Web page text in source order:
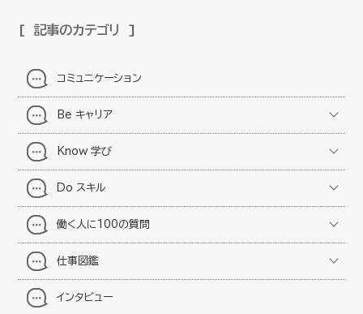
記事のカテゴリ
コミュニケーション
Be キャリア
Know 学び
Do スキル
働く人に100の質問
仕事図鑑
インタビュー